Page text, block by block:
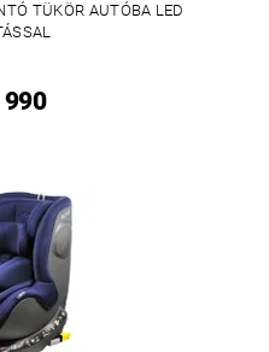
TÜKÖR AUTÓBA LED
990